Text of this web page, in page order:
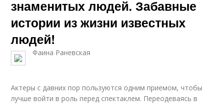
знаменитых людей. Забавные
истории из жизни известных
людей!
Фаина Раневская
Актеры с давних пор пользуются одним приемом, чтобы
лучше войти в роль перед спектаклем. Переодеваясь в